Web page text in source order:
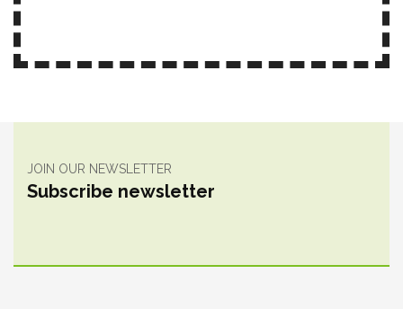
JOIN OUR NEWSLETTER
Subscribe newsletter